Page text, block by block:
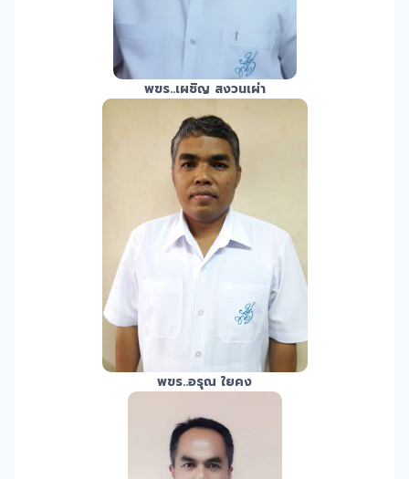
พขร..เผชิญ สงวนเผ่า
พขร..อรุณ ใยคง